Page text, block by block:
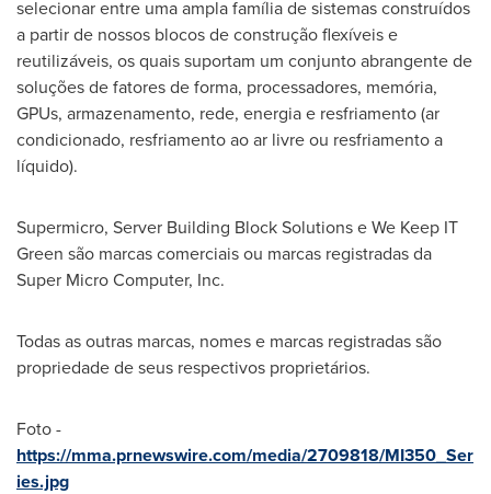
selecionar entre uma ampla família de sistemas construídos
a partir de nossos blocos de construção flexíveis e
reutilizáveis, os quais suportam um conjunto abrangente de
soluções de fatores de forma, processadores, memória,
GPUs, armazenamento, rede, energia e resfriamento (ar
condicionado, resfriamento ao ar livre ou resfriamento a
líquido).
Supermicro, Server Building Block Solutions e We Keep IT
Green são marcas comerciais ou marcas registradas da
Super Micro Computer, Inc.
Todas as outras marcas, nomes e marcas registradas são
propriedade de seus respectivos proprietários.
Foto -
https://mma.prnewswire.com/media/2709818/MI350_Ser
ies.jpg